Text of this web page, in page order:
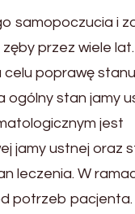
samopoczucia i
przez wiele lat.
poprawę
stan jamy
jest
jamy ustnej oraz
leczenia. W
potrzeb